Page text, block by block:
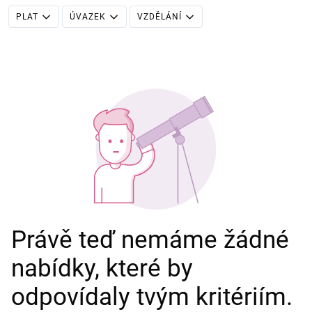
PLAT ÚVAZEK VZDĚLÁNÍ
Právě teď nemáme žádné
nabídky, které by
odpovídaly tvým kritériím.